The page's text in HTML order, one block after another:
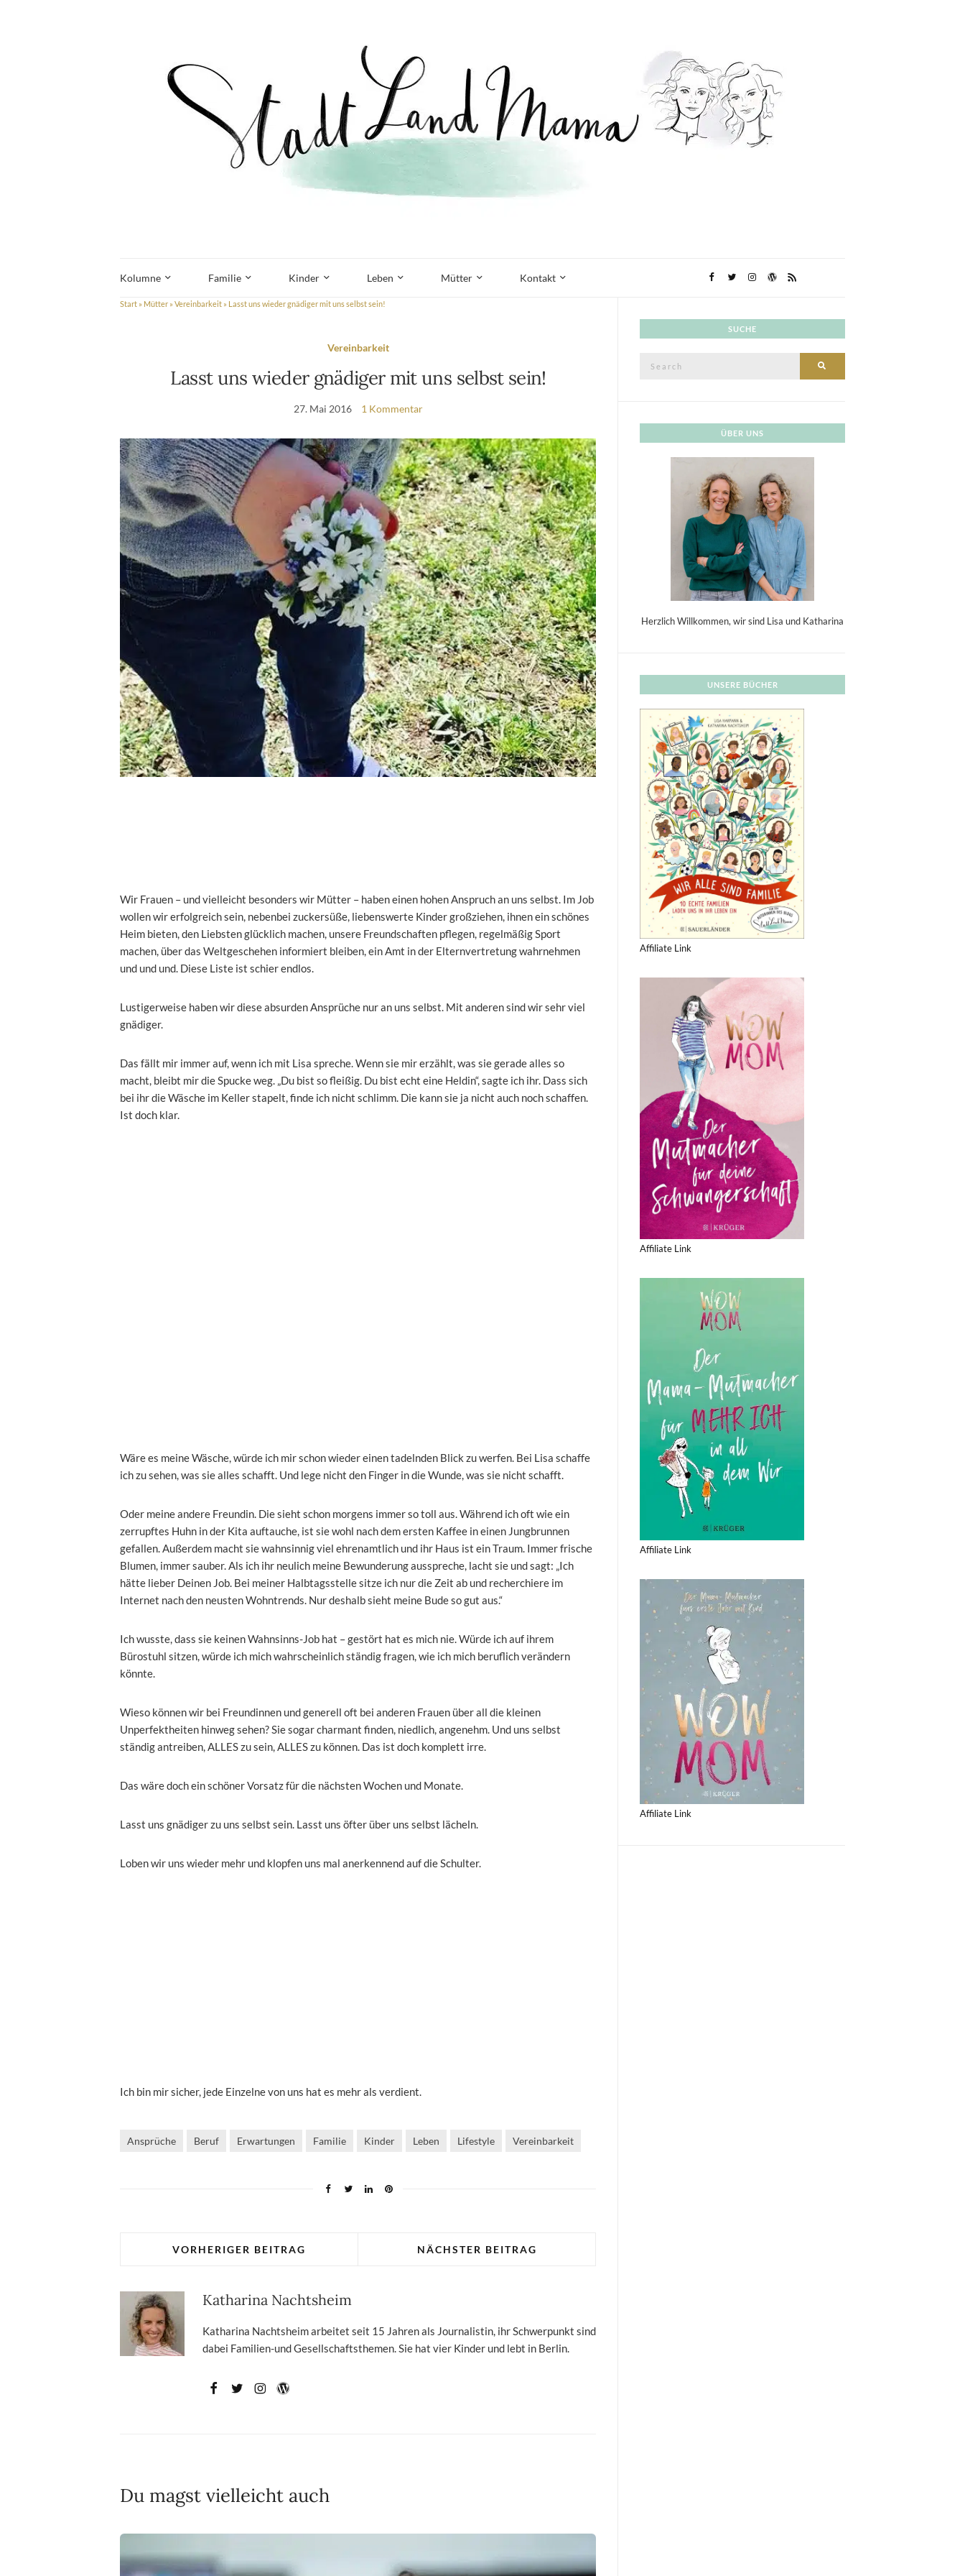
Kolumne Familie Kinder Leben Mütter Kontakt
Start » Mütter » Vereinbarkeit » Lasst uns wieder gnädiger mit uns selbst sein!
Vereinbarkeit
Lasst uns wieder gnädiger mit uns selbst sein!
27. Mai 2016 1 Kommentar
Wir Frauen – und vielleicht besonders wir Mütter – haben einen hohen Anspruch an uns selbst. Im Job
wollen wir erfolgreich sein, nebenbei zuckersüße, liebenswerte Kinder großziehen, ihnen ein schönes
Heim bieten, den Liebsten glücklich machen, unsere Freundschaften pflegen, regelmäßig Sport
machen, über das Weltgeschehen informiert bleiben, ein Amt in der Elternvertretung wahrnehmen
und und und. Diese Liste ist schier endlos.
Lustigerweise haben wir diese absurden Ansprüche nur an uns selbst. Mit anderen sind wir sehr viel
gnädiger.
Das fällt mir immer auf, wenn ich mit Lisa spreche. Wenn sie mir erzählt, was sie gerade alles so
macht, bleibt mir die Spucke weg. „Du bist so fleißig. Du bist echt eine Heldin“, sagte ich ihr. Dass sich
bei ihr die Wäsche im Keller stapelt, finde ich nicht schlimm. Die kann sie ja nicht auch noch schaffen.
Ist doch klar.
Wäre es meine Wäsche, würde ich mir schon wieder einen tadelnden Blick zu werfen. Bei Lisa schaffe
ich zu sehen, was sie alles schafft. Und lege nicht den Finger in die Wunde, was sie nicht schafft.
Oder meine andere Freundin. Die sieht schon morgens immer so toll aus. Während ich oft wie ein
zerrupftes Huhn in der Kita auftauche, ist sie wohl nach dem ersten Kaffee in einen Jungbrunnen
gefallen. Außerdem macht sie wahnsinnig viel ehrenamtlich und ihr Haus ist ein Traum. Immer frische
Blumen, immer sauber. Als ich ihr neulich meine Bewunderung ausspreche, lacht sie und sagt: „Ich
hätte lieber Deinen Job. Bei meiner Halbtagsstelle sitze ich nur die Zeit ab und recherchiere im
Internet nach den neusten Wohntrends. Nur deshalb sieht meine Bude so gut aus.“
Ich wusste, dass sie keinen Wahnsinns-Job hat – gestört hat es mich nie. Würde ich auf ihrem
Bürostuhl sitzen, würde ich mich wahrscheinlich ständig fragen, wie ich mich beruflich verändern
könnte.
Wieso können wir bei Freundinnen und generell oft bei anderen Frauen über all die kleinen
Unperfektheiten hinweg sehen? Sie sogar charmant finden, niedlich, angenehm. Und uns selbst
ständig antreiben, ALLES zu sein, ALLES zu können. Das ist doch komplett irre.
Das wäre doch ein schöner Vorsatz für die nächsten Wochen und Monate.
Lasst uns gnädiger zu uns selbst sein. Lasst uns öfter über uns selbst lächeln.
Loben wir uns wieder mehr und klopfen uns mal anerkennend auf die Schulter.
Ich bin mir sicher, jede Einzelne von uns hat es mehr als verdient.
Ansprüche Beruf Erwartungen Familie Kinder Leben Lifestyle Vereinbarkeit
VORHERIGER BEITRAG NÄCHSTER BEITRAG
Katharina Nachtsheim
Katharina Nachtsheim arbeitet seit 15 Jahren als Journalistin, ihr Schwerpunkt sind
dabei Familien-und Gesellschaftsthemen. Sie hat vier Kinder und lebt in Berlin.
Du magst vielleicht auch
SUCHE
ÜBER UNS
Herzlich Willkommen, wir sind Lisa und Katharina
UNSERE BÜCHER
Affiliate Link
Affiliate Link
Affiliate Link
Affiliate Link